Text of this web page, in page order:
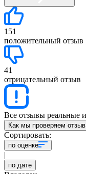
151
положительный отзыв
41
отрицательный отзыв
Все отзывы реальные
Как мы проверяем
Сортировать:
по оценке
|
по дате